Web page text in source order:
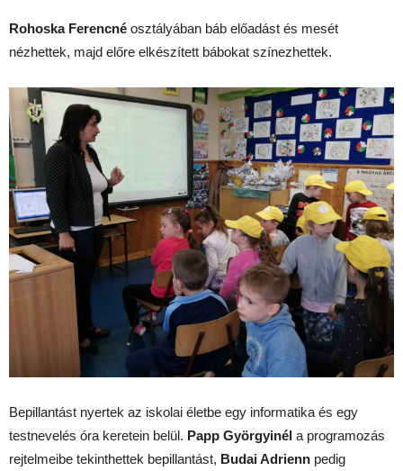
Rohoska Ferencné osztályában báb előadást és mesét
nézhettek, majd előre elkészített bábokat színezhettek.
Bepillantást nyertek az iskolai életbe egy informatika és egy
testnevelés óra keretein belül. Papp Györgyinél a programozás
rejtelmeibe tekinthettek bepillantást, Budai Adrienn pedig